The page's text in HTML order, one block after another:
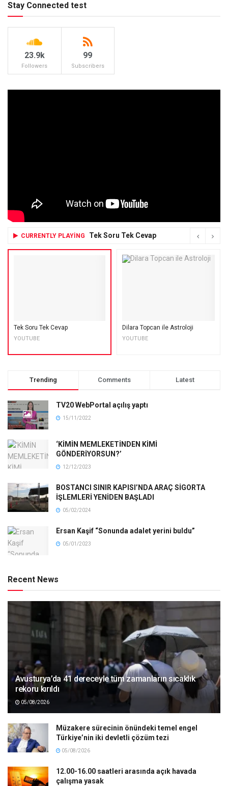
Stay Connected test
23.9k
Followers
99
Subscribers
CURRENTLY PLAYING Tek Soru Tek Cevap
Tek Soru Tek Cevap
YOUTUBE
Dilara Topcan ile Astroloji
YOUTUBE
Trending Comments Latest
TV20 WebPortal açılış yaptı
15/11/2022
‘KİMİN MEMLEKETİNDEN KİMİ
GÖNDERİYORSUN?’
12/12/2023
BOSTANCI SINIR KAPISI’NDA ARAÇ SİGORTA
İŞLEMLERİ YENİDEN BAŞLADI
05/02/2024
Ersan Kaşif “Sonunda adalet yerini buldu”
05/01/2023
Recent News
Avusturya’da 41 dereceyle tüm zamanların sıcaklık
rekoru kırıldı
05/08/2026
Müzakere sürecinin önündeki temel engel
Türkiye’nin iki devletli çözüm tezi
05/08/2026
12.00-16.00 saatleri arasında açık havada
çalışma yasak